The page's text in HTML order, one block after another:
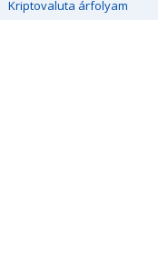
Kriptovaluta árfolyam